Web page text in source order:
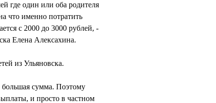
где один или оба родителя
что именно потратить
с 2000 до 3000 рублей, -
Елена Алексахина.
из Ульяновска.
большая сумма. Поэтому
и просто в частном